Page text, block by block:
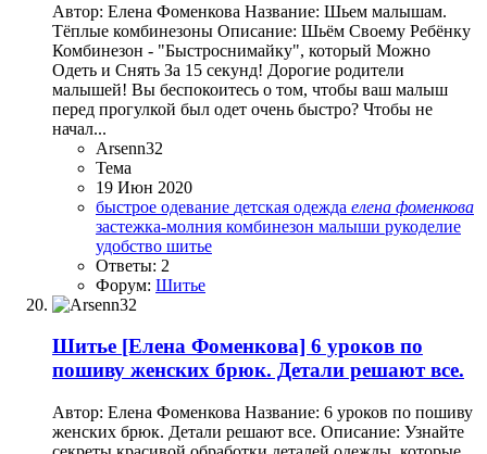
Автор: Елена Фоменкова Название: Шьем малышам.
Тёплые комбинезоны Описание: Шьём Своему Ребёнку
Комбинезон - "Быстроснимайку", который Можно
Одеть и Снять За 15 секунд! Дорогие родители
малышей! Вы беспокоитесь о том, чтобы ваш малыш
перед прогулкой был одет очень быстро? Чтобы не
начал...
Arsenn32
Тема
19 Июн 2020
быстрое одевание детская одежда елена фоменкова
застежка-молния комбинезон малыши рукоделие
удобство шитье
Ответы: 2
Форум: Шитье
Шитье [Елена Фоменкова] 6 уроков по
пошиву женских брюк. Детали решают все.
Автор: Елена Фоменкова Название: 6 уроков по пошиву
женских брюк. Детали решают все. Описание: Узнайте